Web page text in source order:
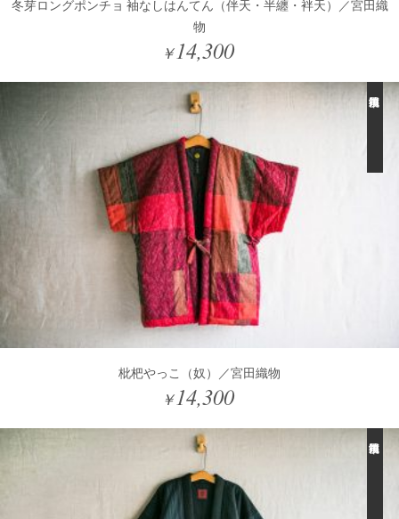
冬芽ロングポンチョ 袖なしはんてん（伴天・半纏・袢天）／宮田織
物
￥14,300
枇杷やっこ（奴）／宮田織物
￥14,300